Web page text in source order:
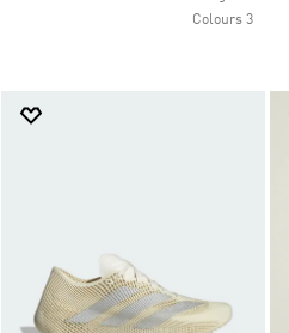
3 Colours